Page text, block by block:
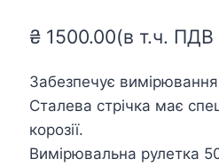
₴1500.00(в т.ч. ПДВ
Забезпечує вимірювання
Сталева стрічка має
корозії.
Вимірювальна рулетка